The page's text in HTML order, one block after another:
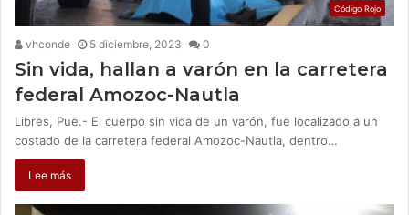
Código Rojo
vhconde 5 diciembre, 2023 0
Sin vida, hallan a varón en la carretera
federal Amozoc-Nautla
Libres, Pue.- El cuerpo sin vida de un varón, fue localizado a un
costado de la carretera federal Amozoc-Nautla, dentro…
Lee más